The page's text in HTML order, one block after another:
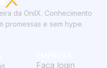
da OnilX. Conhecimento
promessas e sem hype.
Faça login